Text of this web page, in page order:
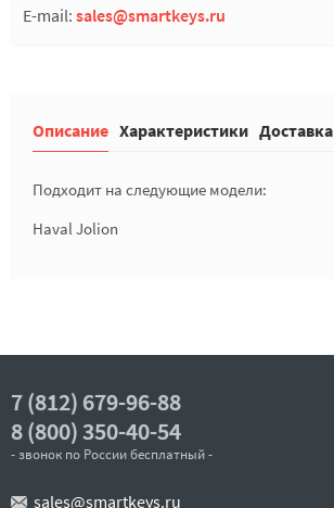
E-mail: sales@smartkeys.ru
Описание Характеристики Доставка
Подходит на следующие модели:
Haval Jolion
7 (812) 679-96-88
8 (800) 350-40-54
- звонок по России бесплатный -
sales@smartkeys.ru